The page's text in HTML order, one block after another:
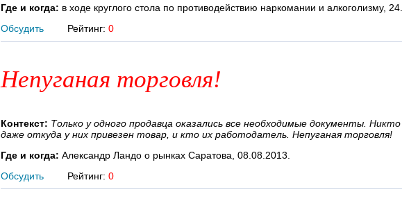
Где и когда: в ходе круглого стола по противодействию наркомании и алкоголизму,
Обсудить
Рейтинг: 0
Непуганая торговля!
Контекст: Только у одного продавца оказались все необходимые документы. Никто
даже откуда у них привезен товар, и кто их работодатель. Непуганая торговля!
Где и когда: Александр Ландо о рынках Саратова, 08.08.2013.
Обсудить
Рейтинг: 0